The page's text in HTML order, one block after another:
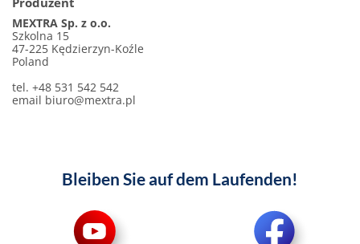
MEXTRA Sp. z o.o.
Szkolna 15
47-225 Kędzierzyn-Koźle
Poland
tel. +48 531 542 542
email biuro@mextra.pl
Bleiben Sie auf dem Laufenden!